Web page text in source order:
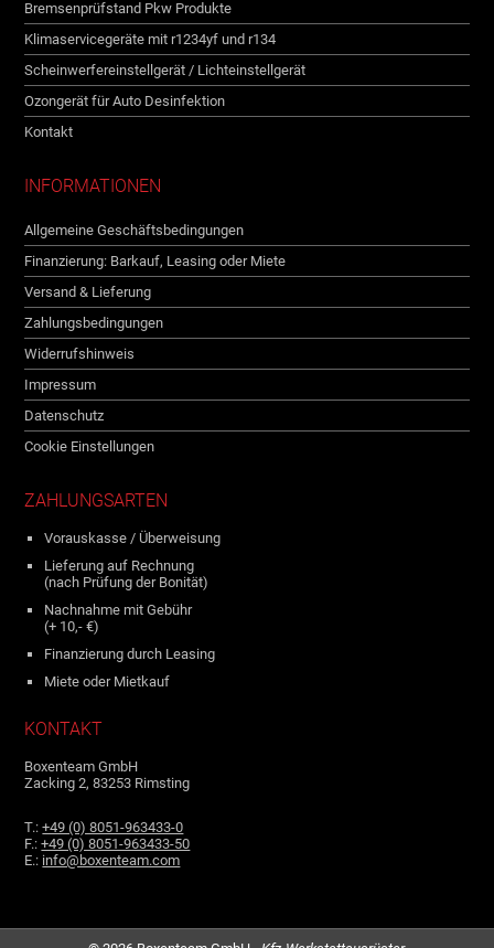
Bremsenprüfstand Pkw Produkte
Klimaservicegeräte mit r1234yf und r134
Scheinwerfereinstellgerät / Lichteinstellgerät
Ozongerät für Auto Desinfektion
Kontakt
INFORMATIONEN
Allgemeine Geschäftsbedingungen
Finanzierung: Barkauf, Leasing oder Miete
Versand & Lieferung
Zahlungsbedingungen
Widerrufshinweis
Impressum
Datenschutz
Cookie Einstellungen
ZAHLUNGSARTEN
Vorauskasse / Überweisung
Lieferung auf Rechnung
(nach Prüfung der Bonität)
Nachnahme mit Gebühr
(+ 10,- €)
Finanzierung durch Leasing
Miete oder Mietkauf
KONTAKT
Boxenteam GmbH
Zacking 2, 83253 Rimsting
T.:+49 (0) 8051-963433-0
F.:+49 (0) 8051-963433-50
E.: info@boxenteam.com